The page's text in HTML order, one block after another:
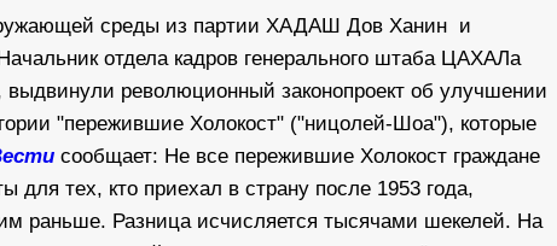
среды из партии ХАДАШ Дов Ханин и
отдела кадров генерального штаба ЦАХАЛа
революционный законопроект об улучшении
"пережившие Холокост" ("ницолей-Шоа"), которые
сообщает: Не все пережившие Холокост граждане
тех, кто приехал в страну после 1953 года,
раньше. Разница исчисляется тысячами шекелей. На